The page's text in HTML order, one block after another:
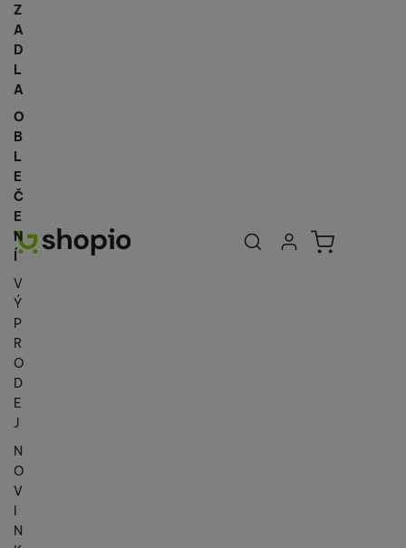
Uživatelská
Přihlásit se
Košík
Z
A
D
L
A
O
B
L
E
Č
E
N
Í
V
Ý
P
R
O
D
E
J
N
O
V
I
N